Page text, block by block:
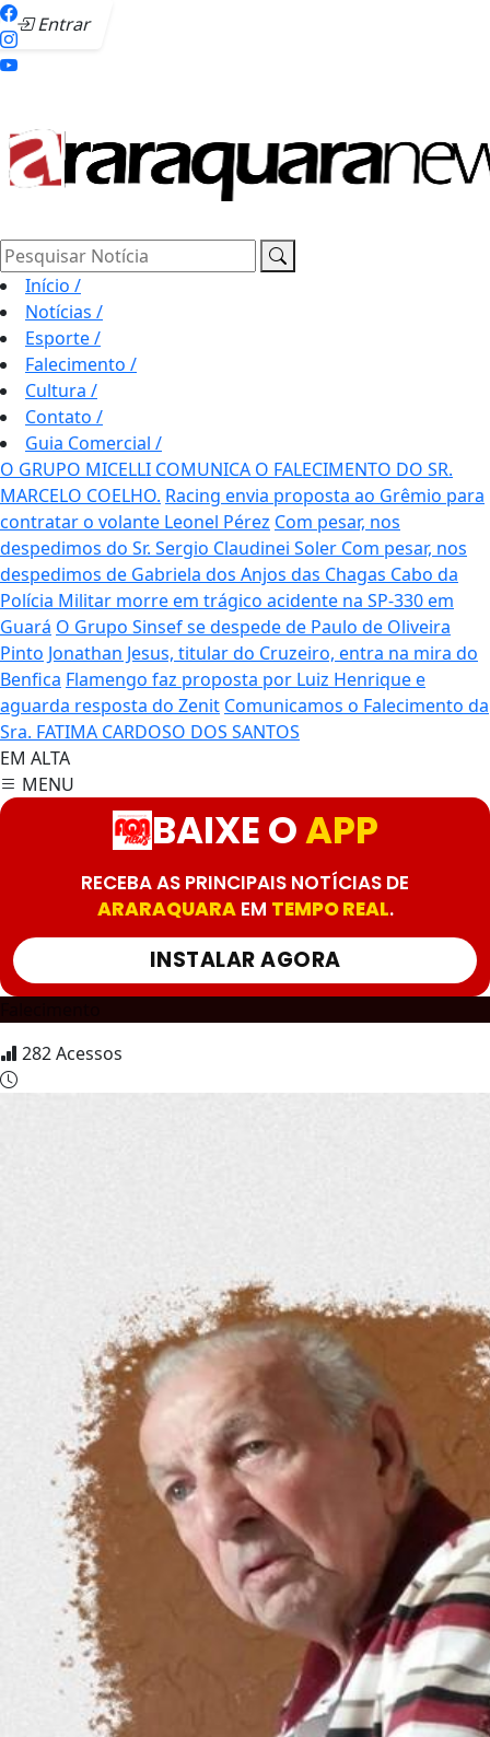
Entrar
Pesquisar Notícia
Início /
Notícias /
Esporte/
Falecimento /
Cultura /
Contato /
Guia Comercial /
O GRUPO MICELLI COMUNICA O FALECIMENTO DO SR.
MARCELO COELHO. Racing envia proposta ao Grêmio para
contratar o volante Leonel Pérez Com pesar, nos
despedimos do Sr. Sergio Claudinei Soler Com pesar, nos
despedimos de Gabriela dos Anjos das Chagas Cabo da
Polícia Militar morre em trágico acidente na SP-330 em
Guará O Grupo Sinsef se despede de Paulo de Oliveira
Pinto Jonathan Jesus, titular do Cruzeiro, entra na mira do
Benfica Flamengo faz proposta por Luiz Henrique e
aguarda resposta do Zenit Comunicamos o Falecimento da
Sra. FATIMA CARDOSO DOS SANTOS
EM ALTA
MENU
BAIXE OAPP
RECEBA AS PRINCIPAIS NOTÍCIAS DE
ARARAQUARAEM TEMPO REAL.
INSTALAR AGORA
282Acessos